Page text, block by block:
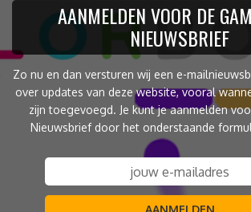
AANMELDEN VOOR DE
NIEUWSBRIEF
Zo nu en dan versturen wij een e-
over updates van deze website, vooral
zijn toegevoegd. Je kunt je aanmelden
Nieuwsbrief door het onderstaande
AANMELDEN